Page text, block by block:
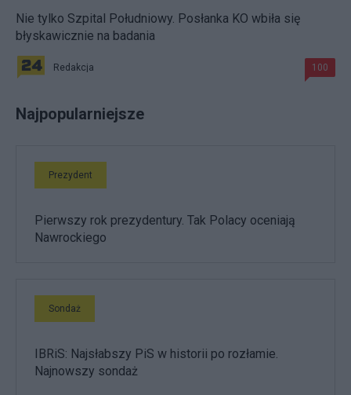
Nie tylko Szpital Południowy. Posłanka KO wbiła się
błyskawicznie na badania
Redakcja 100
Najpopularniejsze
Prezydent
Pierwszy rok prezydentury. Tak Polacy oceniają
Nawrockiego
Sondaż
IBRiS: Najsłabszy PiS w historii po rozłamie.
Najnowszy sondaż